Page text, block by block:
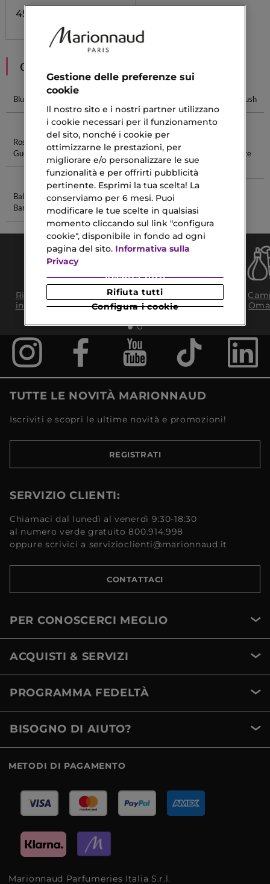
45,67 €
CONSIGLIATI PER TE
Blush Dior
Laurent Blush
Pennello Blush
Rossetto
Guerlain
Bio Collagene
Corpo
Fondente
Abbronzante
Balsamo
Barba
Correttore
Per Occhiaie
Ritiro in negozio
in 2H
Consegna Gratuita
da 35€​ in 24/48H
TUTTE LE NOVITÀ MARIONNAUD
Iscriviti e scopri le ultime novità e promozioni!
REGISTRATI
SERVIZIO CLIENTI:
Chiamaci dal lunedì al venerdì 9:30-18:30
al numero verde gratuito 800.914.998
oppure scrivici a servizioclienti@marionnaud.it
CONTATTACI
PER CONOSCERCI MEGLIO
ACQUISTI & SERVIZI
PROGRAMMA FEDELTÀ
BISOGNO DI AIUTO?
METODI DI PAGAMENTO
Marionnaud Parfumeries Italia S.r.l.
Gestione delle preferenze sui
cookie
Il nostro sito e i nostri partner utilizzano
i cookie necessari per il funzionamento
del sito, nonché i cookie per
ottimizzarne le prestazioni, per
migliorare e/o personalizzare le sue
funzionalità e per offrirti pubblicità
pertinente. Esprimi la tua scelta! La
conserviamo per 6 mesi. Puoi
modificare le tue scelte in qualsiasi
momento cliccando sul link "configura
cookie", disponibile in fondo ad ogni
pagina del sito. Informativa sulla
Privacy
Configura i cookie
Rifiuta tutti
Accetta tutti